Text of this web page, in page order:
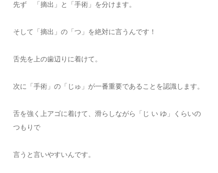
先ず 「摘出」と「手術」を分けます。
そして「摘出」の「つ」を絶対に言うんです！
舌先を上の歯辺りに着けて。
次に「手術」の「じゅ」が一番重要であることを認識します。
舌を強く上アゴに着けて、滑らしながら「じ い ゆ」くらいの
つもりで
言うと言いやすいんです。